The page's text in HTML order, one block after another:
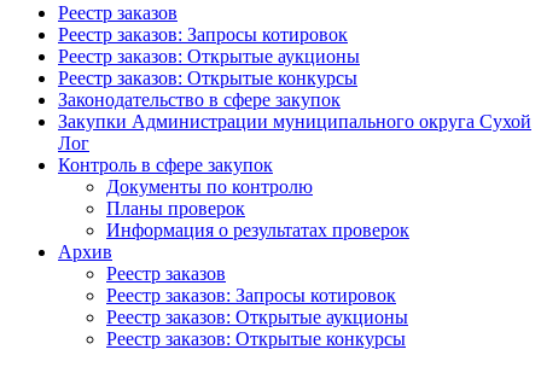
Реестр заказов
Реестр заказов: Запросы котировок
Реестр заказов: Открытые аукционы
Реестр заказов: Открытые конкурсы
Законодательство в сфере закупок
Закупки Администрации муниципального округа Сухой
Лог
Контроль в сфере закупок
Документы по контролю
Планы проверок
Информация о результатах проверок
Архив
Реестр заказов
Реестр заказов: Запросы котировок
Реестр заказов: Открытые аукционы
Реестр заказов: Открытые конкурсы